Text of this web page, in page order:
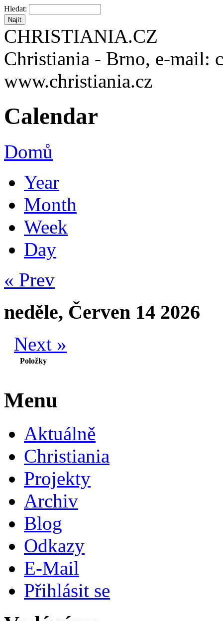
Hledat:
CHRISTIANIA.CZ
Christiania - Brno, e-mail:
www.christiania.cz
Calendar
Domů
Year
Month
Week
Day
« Prev
neděle, Červen 14 2026
Next »
Položky
Menu
Aktuálně
Christiania
Projekty
Archiv
Blog
Odkazy
E-Mail
Přihlásit se